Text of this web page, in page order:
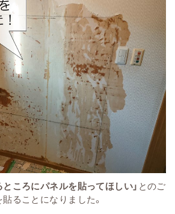
ところにパネルを貼ってほしい」 とのご
ることになりました。